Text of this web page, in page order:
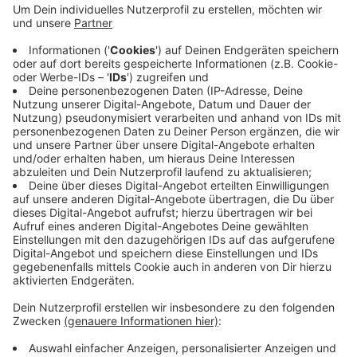
helfen, mit Kreide einen bunten Teppich auf das
der bundesweite Tag des Ehrenamtes. Wer
mitmachen will, kann sich vorab bei der Stadt
Hattingen melden, bei Astrid Cieplik, E-Mail
a.cieplik@hattingen.de oder Telefon 02324
20243210.
Veröffentlicht:Freitag, 29.05.2026 13:48
Anzeige